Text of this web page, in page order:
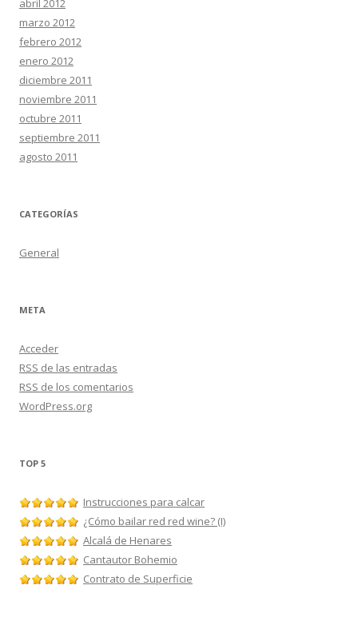
abril 2012
marzo 2012
febrero 2012
enero 2012
diciembre 2011
noviembre 2011
octubre 2011
septiembre 2011
agosto 2011
CATEGORÍAS
General
META
Acceder
RSS de las entradas
RSS de los comentarios
WordPress.org
TOP 5
Instrucciones para calcar
¿Cómo bailar red red wine? (I)
Alcalá de Henares
Cantautor Bohemio
Contrato de Superficie